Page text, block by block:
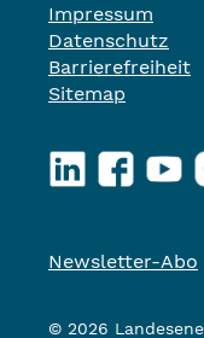
Impressum
Datenschutz
Barrierefreiheit
Sitemap
LinkedInFacebook
Newsletter-Abo
© 2026